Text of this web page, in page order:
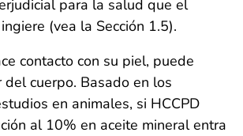
para la salud que el
(vea la Sección 1.5).
contacto con su piel, puede
cuerpo. Basado en los
en animales, si HCCPD
al 10% en aceite mineral entra